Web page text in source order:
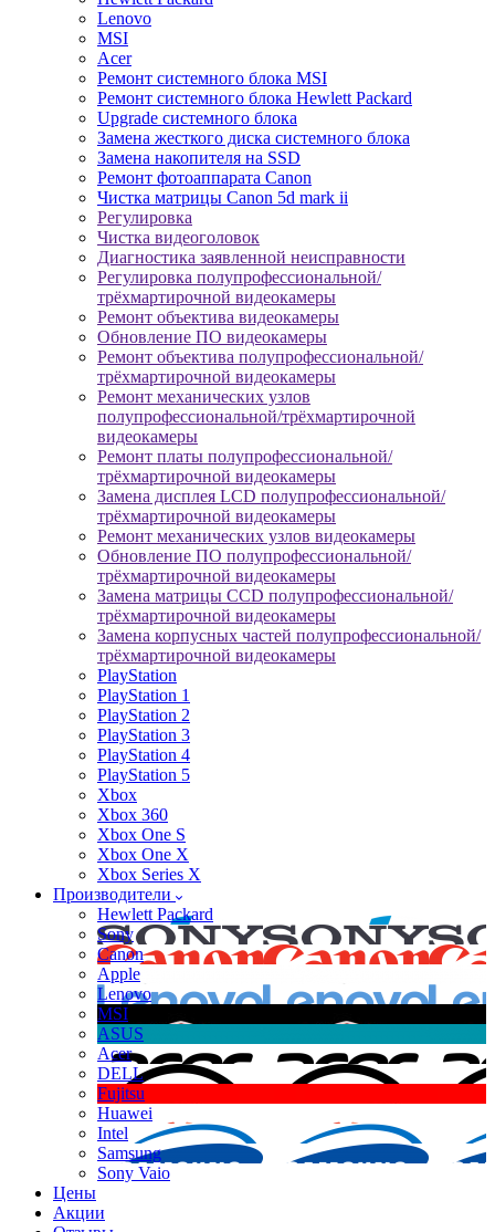
Lenovo
MSI
Acer
Ремонт системного блока MSI
Ремонт системного блока Hewlett Packard
Upgrade системного блока
Замена жесткого диска системного блока
Замена накопителя на SSD
Ремонт фотоаппарата Canon
Чистка матрицы Canon 5d mark ii
Регулировка
Чистка видеоголовок
Диагностика заявленной неисправности
Регулировка полупрофессиональной/
трёхмартирочной видеокамеры
Ремонт объектива видеокамеры
Обновление ПО видеокамеры
Ремонт объектива полупрофессиональной/
трёхмартирочной видеокамеры
Ремонт механических узлов
полупрофессиональной/трёхмартирочной
видеокамеры
Ремонт платы полупрофессиональной/
трёхмартирочной видеокамеры
Замена дисплея LCD полупрофессиональной/
трёхмартирочной видеокамеры
Ремонт механических узлов видеокамеры
Обновление ПО полупрофессиональной/
трёхмартирочной видеокамеры
Замена матрицы CCD полупрофессиональной/
трёхмартирочной видеокамеры
Замена корпусных частей полупрофессиональной/
трёхмартирочной видеокамеры
PlayStation
PlayStation 1
PlayStation 2
PlayStation 3
PlayStation 4
PlayStation 5
Xbox
Xbox 360
Xbox One S
Xbox One X
Xbox Series X
Производители
Hewlett Packard
Sony
Canon
Apple
Lenovo
MSI
ASUS
Acer
DELL
Fujitsu
Huawei
Intel
Samsung
Sony Vaio
Цены
Акции